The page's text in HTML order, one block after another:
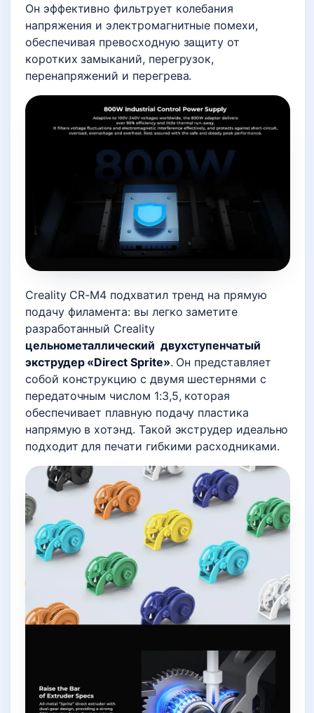
Он эффективно фильтрует колебания
напряжения и электромагнитные помехи,
обеспечивая превосходную защиту от
коротких замыканий, перегрузок,
перенапряжений и перегрева.
Creality CR-M4 подхватил тренд на прямую
подачу филамента: вы легко заметите
разработанный Creality
цельнометаллический двухступенчатый
экструдер «Direct Sprite». Он представляет
собой конструкцию с двумя шестернями с
передаточным числом 1:3,5, которая
обеспечивает плавную подачу пластика
напрямую в хотэнд. Такой экструдер идеально
подходит для печати гибкими расходниками.